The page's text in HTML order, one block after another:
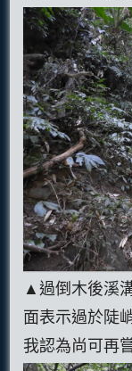
▲過倒木後溪
面表示過於陡
我認為尚可再